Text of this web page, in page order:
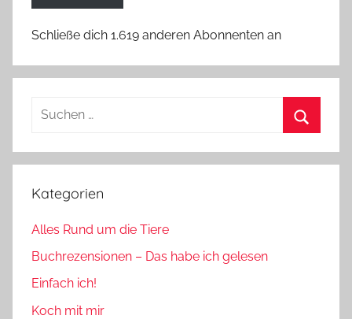
Schließe dich 1.619 anderen Abonnenten an
Suchen
Kategorien
Alles Rund um die Tiere
Buchrezensionen – Das habe ich gelesen
Einfach ich!
Koch mit mir